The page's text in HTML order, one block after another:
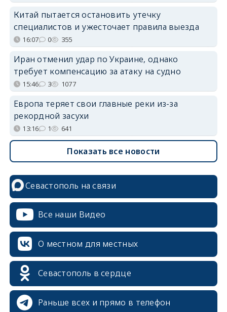
Китай пытается остановить утечку
специалистов и ужесточает правила выезда
16:07 0 355
Иран отменил удар по Украине, однако
требует компенсацию за атаку на судно
15:46 3 1077
Европа теряет свои главные реки из-за
рекордной засухи
13:16 1 641
Показать все новости
Севастополь на связи
Все наши Видео
О местном для местных
Севастополь в сердце
Раньше всех и прямо в телефон